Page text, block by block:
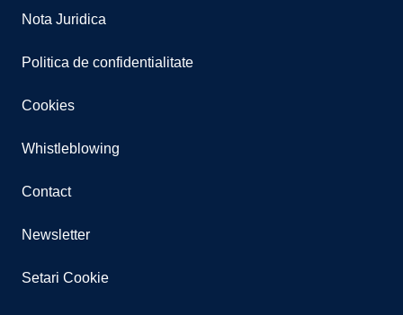
Nota Juridica
Politica de confidentialitate
Cookies
Whistleblowing
Contact
Newsletter
Setari Cookie